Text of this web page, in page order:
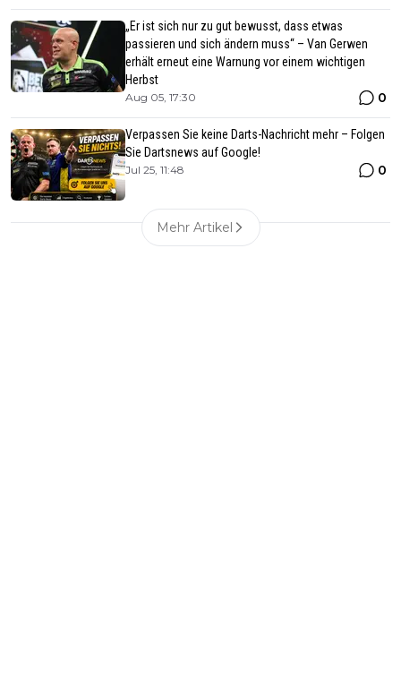
„Er ist sich nur zu gut bewusst, dass etwas
passieren und sich ändern muss“ – Van Gerwen
erhält erneut eine Warnung vor einem wichtigen
Herbst
Aug 05, 17:30 0
Verpassen Sie keine Darts-Nachricht mehr – Folgen
Sie Dartsnews auf Google!
Jul 25, 11:48 0
Mehr Artikel